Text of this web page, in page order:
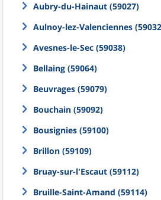
Aubry-du-Hainaut (59027)
Aulnoy-lez-Valenciennes
Avesnes-le-Sec (59038)
Bellaing (59064)
Beuvrages (59079)
Bouchain (59092)
Bousignies (59100)
Brillon (59109)
Bruay-sur-l'Escaut (59112)
Bruille-Saint-Amand (59114)